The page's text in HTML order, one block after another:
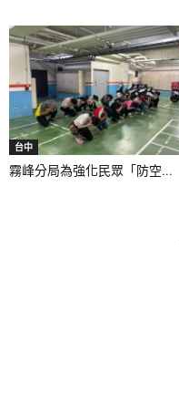
台中
霧峰分局為強化民眾「防空...